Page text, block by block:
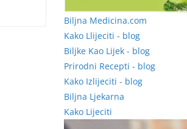
Biljna Medicina.com
Kako Llijeciti - blog
Biljke Kao Lijek - blog
Prirodni Recepti - blog
Kako Izlijeciti - blog
Biljna Ljekarna
Kako Lijeciti